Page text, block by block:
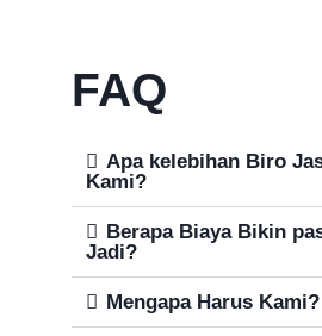
FAQ
Apa kelebihan Biro
Kami?
Berapa Biaya Bikin
Jadi?
Mengapa Harus Kami?